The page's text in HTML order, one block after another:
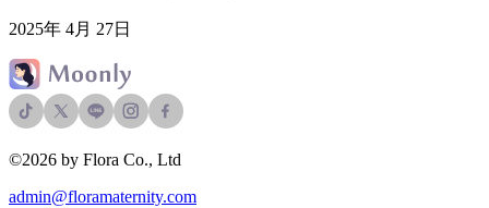
2025年 4月 27日
©2026 by Flora Co., Ltd
admin@floramaternity.com